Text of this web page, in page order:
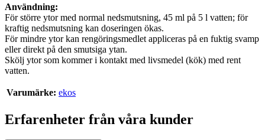
Användning:
För större ytor med normal nedsmutsning, 45 ml på 5 l vatten; för
kraftig nedsmutsning kan doseringen ökas.
För mindre ytor kan rengöringsmedlet appliceras på en fuktig svamp
eller direkt på den smutsiga ytan.
Skölj ytor som kommer i kontakt med livsmedel (kök) med rent
vatten.
Varumärke: ekos
Erfarenheter från våra kunder